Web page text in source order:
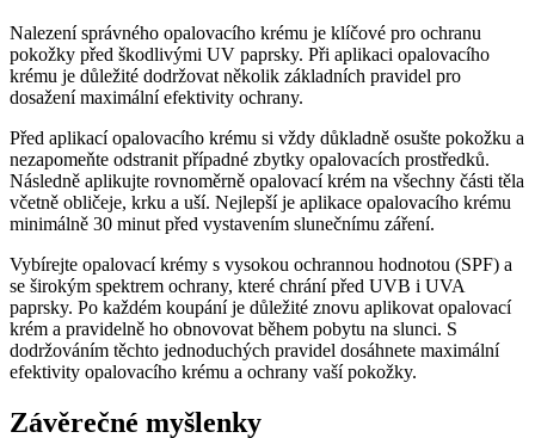
Nalezení správného opalovacího krému je klíčové pro ochranu
pokožky před škodlivými UV paprsky. Při aplikaci opalovacího
krému je důležité dodržovat několik základních pravidel pro
dosažení maximální efektivity ochrany.
Před aplikací opalovacího krému si vždy důkladně osušte pokožku a
nezapomeňte odstranit případné zbytky opalovacích prostředků.
Následně aplikujte rovnoměrně opalovací krém na všechny části těla
včetně obličeje, krku a uší. Nejlepší je aplikace opalovacího krému
minimálně 30 minut před vystavením slunečnímu záření.
Vybírejte opalovací krémy s vysokou ochrannou hodnotou (SPF) a
se širokým spektrem ochrany, které chrání před UVB i UVA
paprsky. Po každém koupání je důležité znovu aplikovat opalovací
krém a pravidelně ho obnovovat během pobytu na slunci. S
dodržováním těchto jednoduchých pravidel dosáhnete maximální
efektivity opalovacího krému a ochrany vaší pokožky.
Závěrečné myšlenky